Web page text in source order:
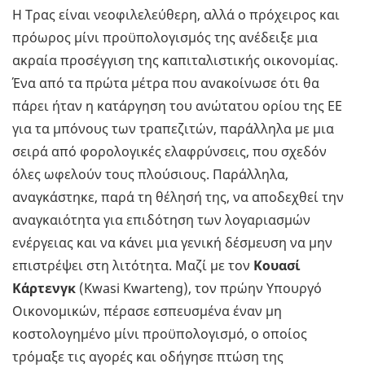
Η Τρας είναι νεοφιλελεύθερη, αλλά ο πρόχειρος και
πρόωρος μίνι προϋπολογισμός της ανέδειξε μια
ακραία προσέγγιση της καπιταλιστικής οικονομίας.
Ένα από τα πρώτα μέτρα που ανακοίνωσε ότι θα
πάρει ήταν η κατάργηση του ανώτατου ορίου της ΕΕ
για τα μπόνους των τραπεζιτών, παράλληλα με μια
σειρά από φορολογικές ελαφρύνσεις, που σχεδόν
όλες ωφελούν τους πλούσιους. Παράλληλα,
αναγκάστηκε, παρά τη θέλησή της, να αποδεχθεί την
αναγκαιότητα για επιδότηση των λογαριασμών
ενέργειας και να κάνει μια γενική δέσμευση να μην
επιστρέψει στη λιτότητα. Μαζί με τον Κουασί
Κάρτενγκ (Kwasi Kwarteng), τον πρώην Υπουργό
Οικονομικών, πέρασε εσπευσμένα έναν μη
κοστολογημένο μίνι προϋπολογισμό, ο οποίος
τρόμαξε τις αγορές και οδήγησε πτώση της